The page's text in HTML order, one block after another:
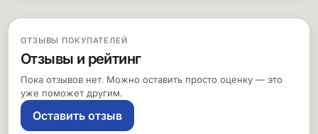
ОТЗЫВЫ ПОКУПАТЕЛЕЙ
Отзывы и рейтинг
Пока отзывов нет. Можно оставить просто оценку — это
уже поможет другим.
Оставить отзыв